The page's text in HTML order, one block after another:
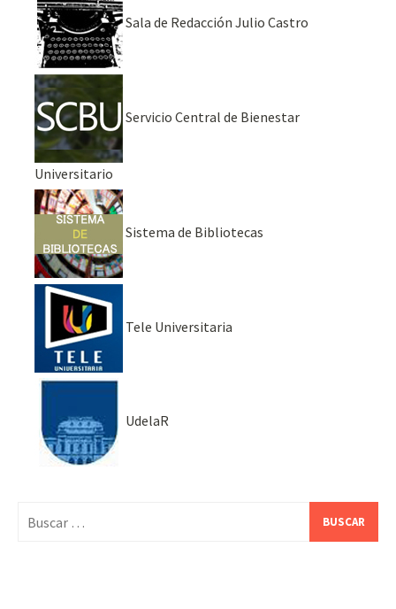
Sala de Redacción Julio Castro
Servicio Central de Bienestar
Universitario
Sistema de Bibliotecas
Tele Universitaria
UdelaR